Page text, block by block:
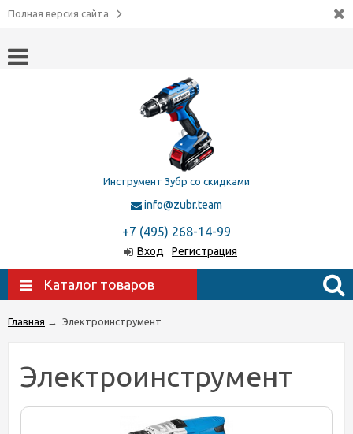
Полная версия сайта
Инструмент Зубр со скидками
info@zubr.team
+7 (495) 268-14-99
Вход Регистрация
Каталог товаров
Главная → Электроинструмент
Электроинструмент